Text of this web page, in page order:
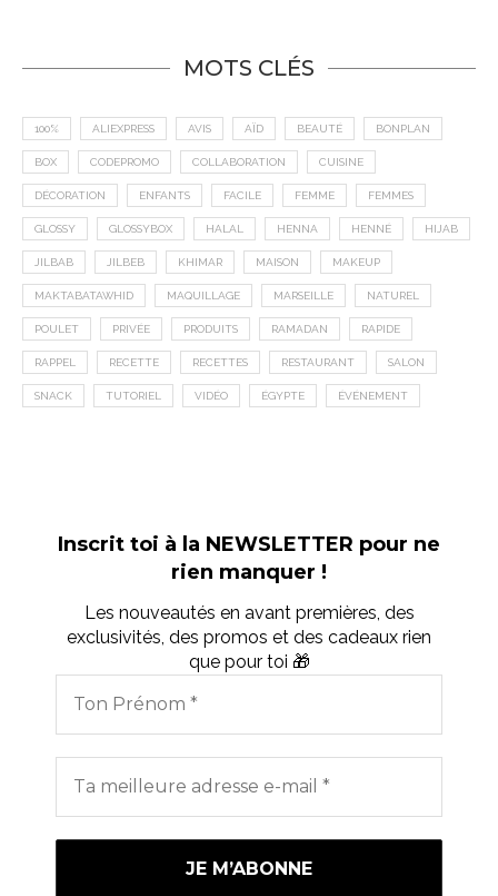
MOTS CLÉS
100% ALIEXPRESS AVIS AÏD BEAUTÉ BONPLAN
BOX CODEPROMO COLLABORATION CUISINE
DÉCORATION ENFANTS FACILE FEMME FEMMES
GLOSSY GLOSSYBOX HALAL HENNA HENNÉ HIJAB
JILBAB JILBEB KHIMAR MAISON MAKEUP
MAKTABATAWHID MAQUILLAGE MARSEILLE NATUREL
POULET PRIVÉE PRODUITS RAMADAN RAPIDE
RAPPEL RECETTE RECETTES RESTAURANT SALON
SNACK TUTORIEL VIDÉO ÉGYPTE ÉVÉNEMENT
Inscrit toi à la NEWSLETTER pour ne
rien manquer !
Les nouveautés en avant premières, des
exclusivités, des promos et des cadeaux rien
que pour toi 🎁